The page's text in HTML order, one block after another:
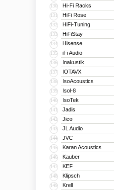
130 Hi-Fi Racks
131 HiFi Rose
132 HiFi-Tuning
133 HiFiStay
134 Hisense
135 iFi Audio
136 Inakustik
137 IOTAVX
138 IsoAcoustics
139 Isol-8
140 IsoTek
141 Jadis
142 Jico
143 JL Audio
144 JVC
145 Karan Acoustics
146 Kauber
147 KEF
148 Klipsch
149 Krell